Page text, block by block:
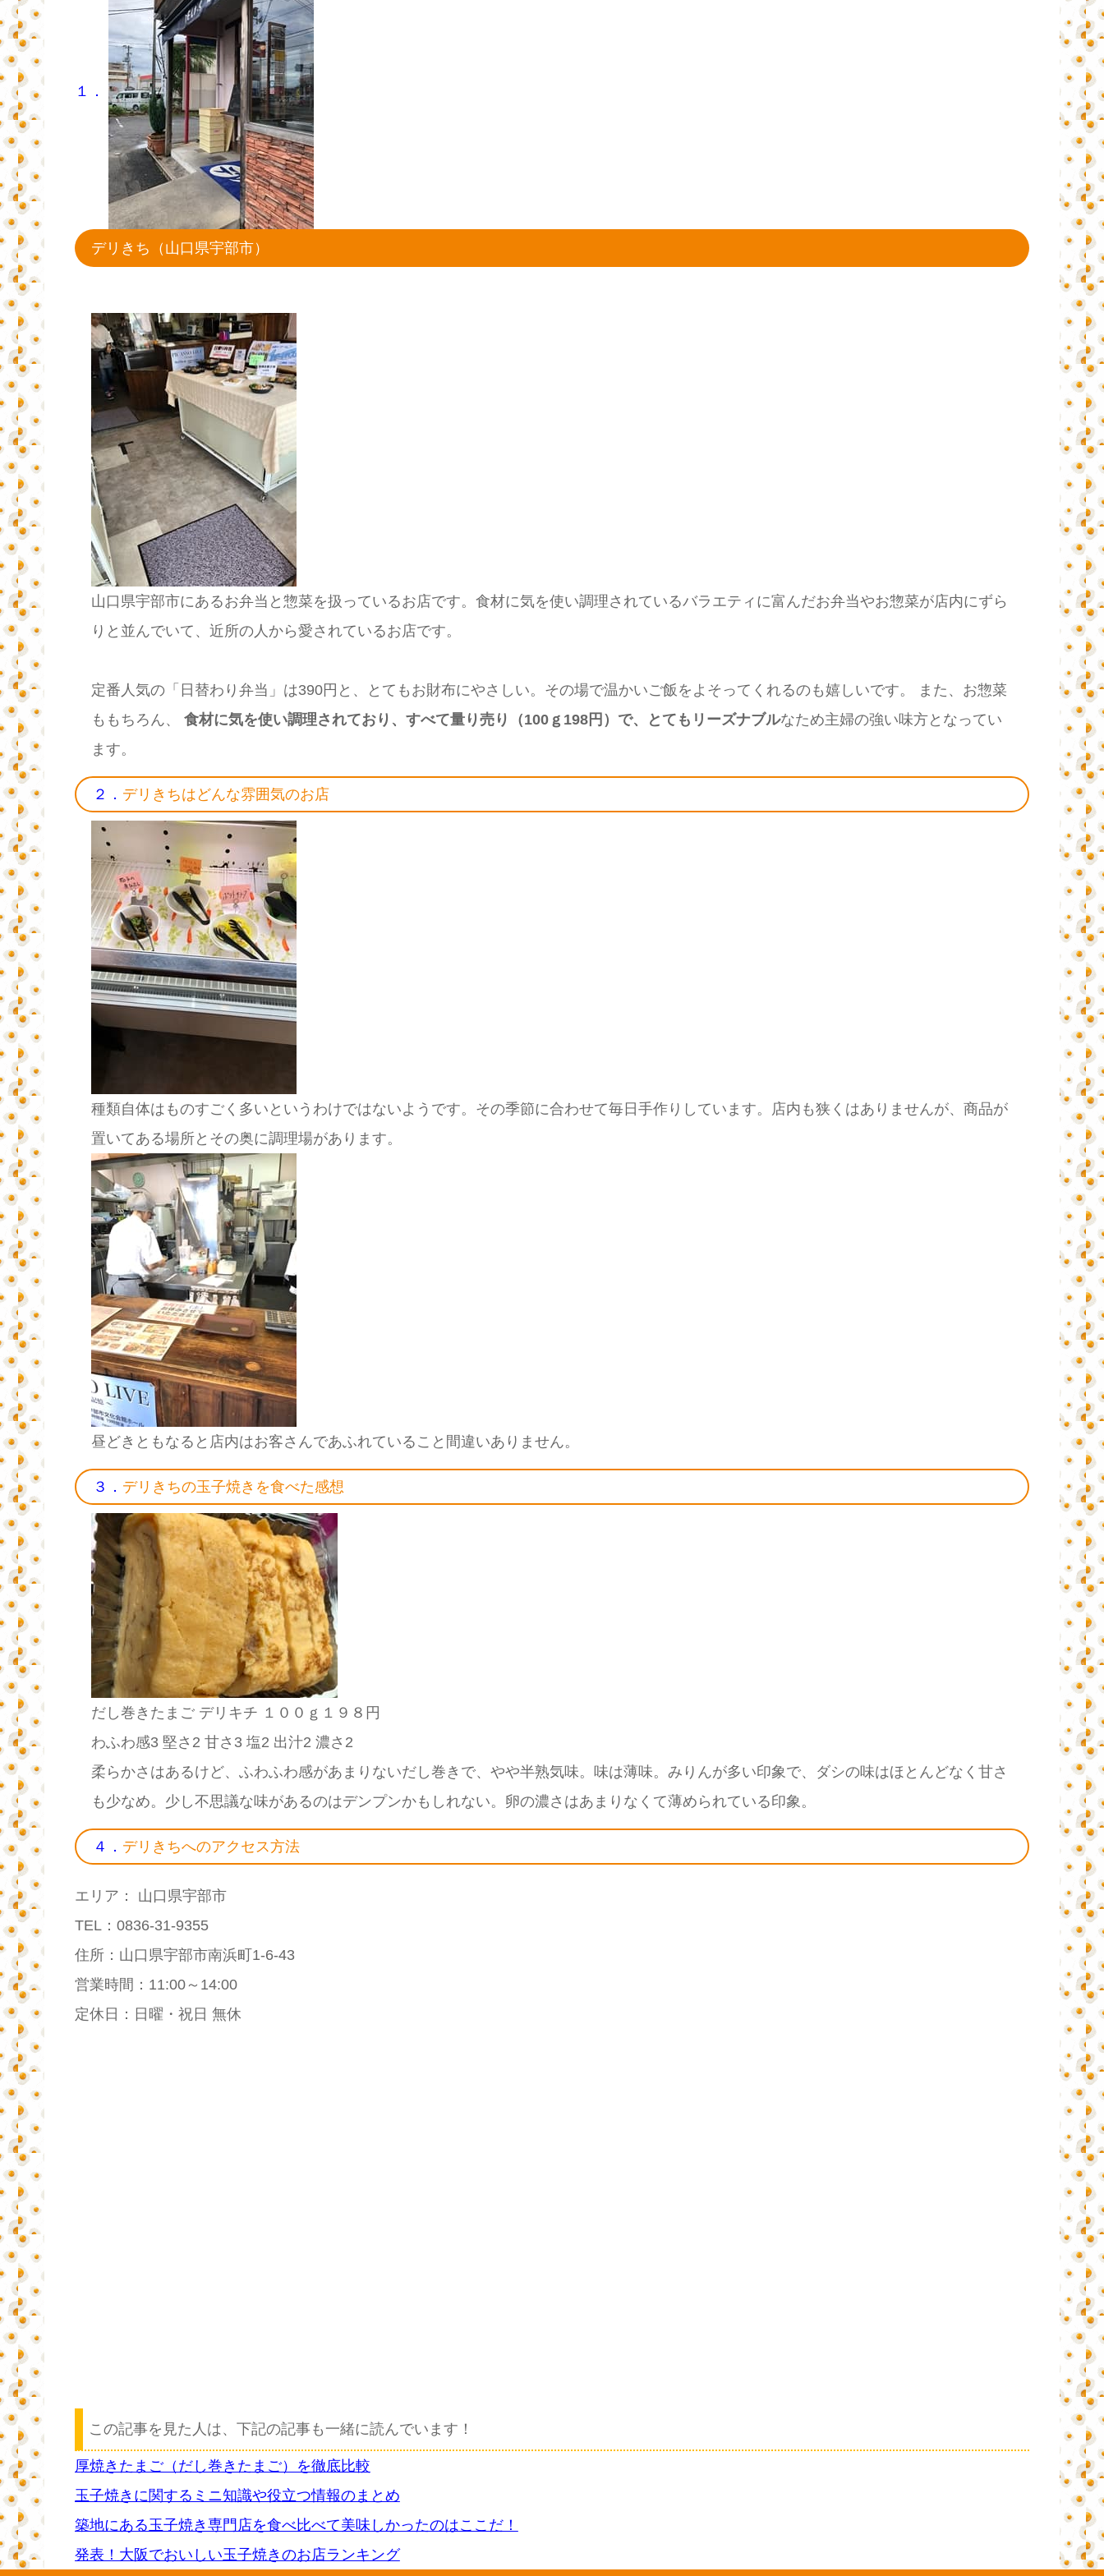
１．
デリきち（山口県宇部市）
山口県宇部市にあるお弁当と惣菜を扱っているお店です。食材に気を使い調理されているバラエティに富んだお弁当やお惣菜が店内にずら
りと並んでいて、近所の人から愛されているお店です。
定番人気の「日替わり弁当」は390円と、とてもお財布にやさしい。その場で温かいご飯をよそってくれるのも嬉しいです。 また、お惣菜
ももちろん、 食材に気を使い調理されており、すべて量り売り（100ｇ198円）で、とてもリーズナブルなため主婦の強い味方となってい
ます。
２． デリきちはどんな雰囲気のお店
種類自体はものすごく多いというわけではないようです。その季節に合わせて毎日手作りしています。店内も狭くはありませんが、商品が
置いてある場所とその奥に調理場があります。
昼どきともなると店内はお客さんであふれていること間違いありません。
３． デリきちの玉子焼きを食べた感想
だし巻きたまご デリキチ １００ｇ１９８円
わふわ感3 堅さ2 甘さ3 塩2 出汁2 濃さ2
柔らかさはあるけど、ふわふわ感があまりないだし巻きで、やや半熟気味。味は薄味。みりんが多い印象で、ダシの味はほとんどなく甘さ
も少なめ。少し不思議な味があるのはデンプンかもしれない。卵の濃さはあまりなくて薄められている印象。
４． デリきちへのアクセス方法
エリア： 山口県宇部市
TEL：0836-31-9355
住所：山口県宇部市南浜町1-6-43
営業時間：11:00～14:00
定休日：日曜・祝日 無休
この記事を見た人は、下記の記事も一緒に読んでいます！
厚焼きたまご（だし巻きたまご）を徹底比較
玉子焼きに関するミニ知識や役立つ情報のまとめ
築地にある玉子焼き専門店を食べ比べて美味しかったのはここだ！
発表！大阪でおいしい玉子焼きのお店ランキング